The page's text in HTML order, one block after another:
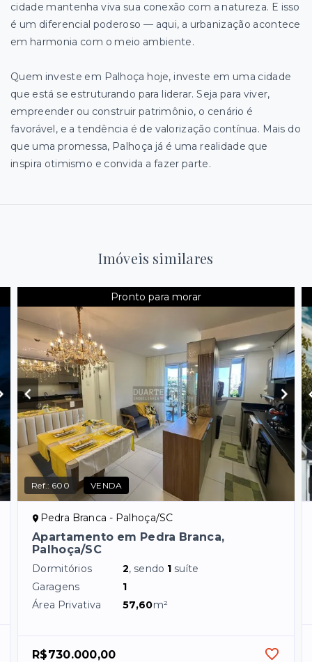
cidade mantenha viva sua conexão com a natureza. E isso
é um diferencial poderoso — aqui, a urbanização acontece
em harmonia com o meio ambiente.
Quem investe em Palhoça hoje, investe em uma cidade
que está se estruturando para liderar. Seja para viver,
empreender ou construir patrimônio, o cenário é
favorável, e a tendência é de valorização contínua. Mais do
que uma promessa, Palhoça já é uma realidade que
inspira otimismo e convida a fazer parte.
Imóveis similares
Pronto para morar
Ref.: 600 VENDA
Pedra Branca - Palhoça/SC
Apartamento em Pedra Branca,
Palhoça/SC
Dormitórios 2, sendo 1 suíte
Garagens
1
Área Privativa
57,60m²
R$730.000,00